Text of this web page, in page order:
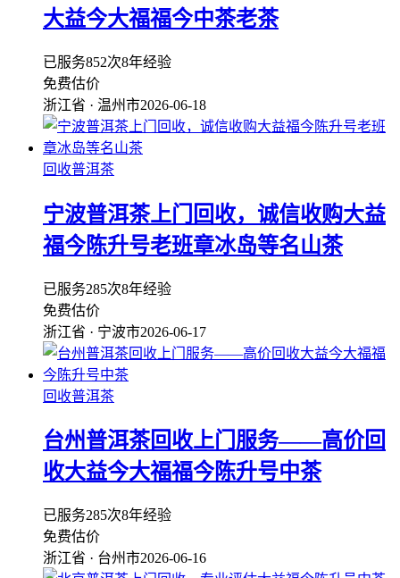
大益今大福福今中茶老茶
已服务852次8年经验
免费估价
浙江省 · 温州市2026-06-18
回收普洱茶
宁波普洱茶上门回收，诚信收购大益
福今陈升号老班章冰岛等名山茶
已服务285次8年经验
免费估价
浙江省 · 宁波市2026-06-17
回收普洱茶
台州普洱茶回收上门服务——高价回
收大益今大福福今陈升号中茶
已服务285次8年经验
免费估价
浙江省 · 台州市2026-06-16